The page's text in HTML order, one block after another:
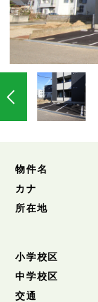
物件名
カナ
所在地
小学校区
中学校区
交通